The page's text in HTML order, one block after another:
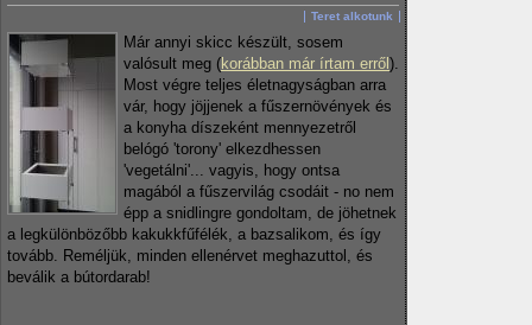
Teret alkotunk
Már annyi skicc készült, sosem
valósult meg (korábban már írtam erről ).
Most végre teljes életnagyságban arra
vár, hogy jöjjenek a fűszernövények és
a konyha díszeként mennyezetről
belógó 'torony' elkezdhessen
'vegetálni'... vagyis, hogy ontsa
magából a fűszervilág csodáit - no nem
épp a snidlingre gondoltam, de jöhetnek
a legkülönbözőbb kakukkfűfélék, a bazsalikom, és így
tovább. Reméljük, minden ellenérvet meghazuttol, és
beválik a bútordarab!